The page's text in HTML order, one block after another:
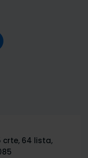
crte, 64 lista,